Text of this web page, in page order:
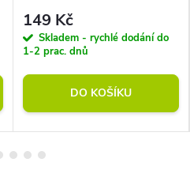
149 Kč
Skladem - rychlé dodání do
1-2 prac. dnů
DO KOŠÍKU